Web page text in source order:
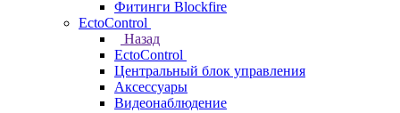
Фитинги Blockfire
EctoControl
Назад
EctoControl
Центральный блок управления
Аксессуары
Видеонаблюдение